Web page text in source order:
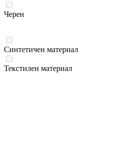
Черен
Синтетичен материал
Текстилен материал